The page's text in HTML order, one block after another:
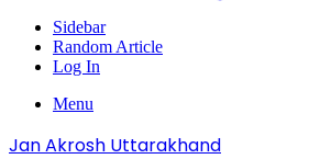
Sidebar
Random Article
Log In
Menu
Jan Akrosh Uttarakhand